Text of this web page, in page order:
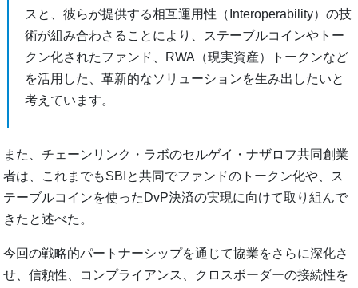
スと、彼らが提供する相互運用性（Interoperability）の技
術が組み合わさることにより、ステーブルコインやトー
クン化されたファンド、RWA（現実資産）トークンなど
を活用した、革新的なソリューションを生み出したいと
考えています。
また、チェーンリンク・ラボのセルゲイ・ナザロフ共同創業
者は、これまでもSBIと共同でファンドのトークン化や、ス
テーブルコインを使ったDvP決済の実現に向けて取り組んで
きたと述べた。
今回の戦略的パートナーシップを通じて協業をさらに深化さ
せ、信頼性、コンプライアンス、クロスボーダーの接続性を